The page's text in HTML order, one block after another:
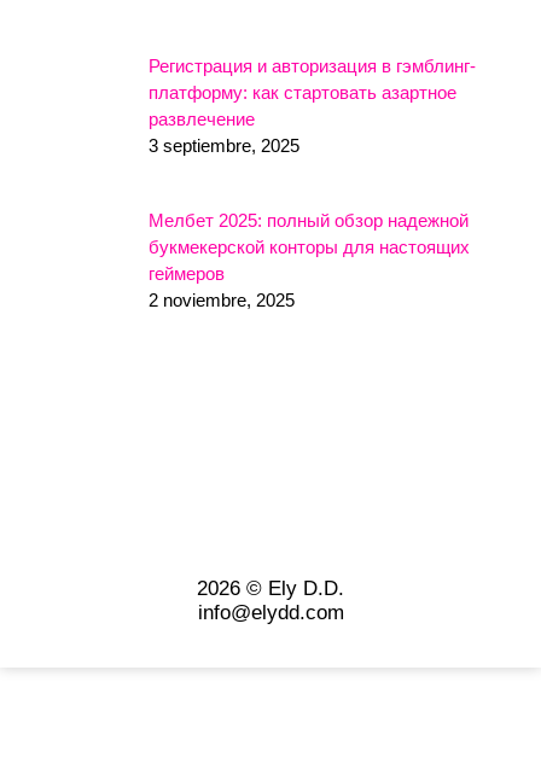
Регистрация и авторизация в гэмблинг-
платформу: как стартовать азартное
развлечение
3 septiembre, 2025
Мелбет 2025: полный обзор надежной
букмекерской конторы для настоящих
геймеров
2 noviembre, 2025
2026 © Ely D.D.
info@elydd.com